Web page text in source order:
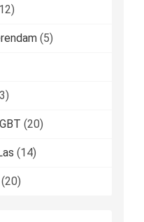
(5)
(20)
(14)
(20)